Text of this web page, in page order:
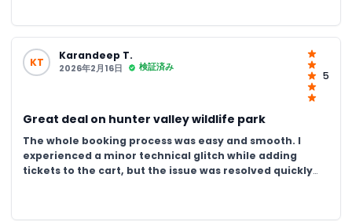
KT Karandeep T.
2026年2月16日 検証済み
5
Great deal on hunter valley wildlife park
The whole booking process was easy and smooth. I
experienced a minor technical glitch while adding
tickets to the cart, but the issue was resolved quickly